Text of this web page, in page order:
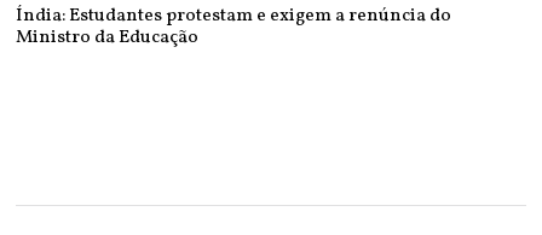
Índia: Estudantes protestam e exigem a renúncia do
Ministro da Educação